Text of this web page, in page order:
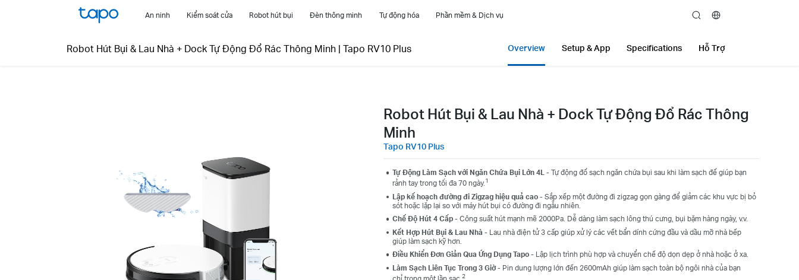
An ninh Kiểm soát cửa Robot hút bụi Đèn thông minh Tự động hóa Phần mềm & Dịch vụ search
Robot Hút Bụi & Lau Nhà + Dock Tự Động Đổ Rác Thông Minh | Tapo RV10 Plus Overview Setup & App Specifications Hỗ Trợ
Robot Hút Bụi & Lau Nhà + Dock Tự Động Đổ Rác Thông
Minh
Tapo RV10 Plus
Tự Động Làm Sạch với Ngăn Chứa Bụi Lớn 4L- Tự động đổ sạch ngăn chứa bụi sau khi làm sạch để giúp bạn
rảnh tay trong tối đa 70 ngày.1
Lập kế hoạch đường đi Zigzag hiệu quả cao - Sắp xếp một đường đi zigzag gọn gàng để giảm các khu vực bị bỏ
sót hoặc lặp lại so với máy hút bụi có đường đi ngẫu nhiên.
Chế Độ Hút 4 Cấp- Công suất hút mạnh mẽ 2000Pa. Dễ dàng làm sạch lông thú cưng, bụi bặm hàng ngày, v.v.
Kết Hợp Hút Bụi & Lau Nhà - Lau nhà điện tử 3 cấp giúp xử lý các vết bẩn dính cứng đầu và dầu mỡ nhà bếp
giúp làm sạch kỹ hơn.
Điều Khiển Đơn Giản Qua Ứng Dụng Tapo - Lập lịch trình phù hợp và chuyển chế độ dọn dẹp ở nhà hoặc ở xa.
Làm Sạch Liên Tục Trong 3 Giờ- Pin dung lượng lớn đến 2600mAh giúp làm sạch toàn bộ ngôi nhà của bạn
2